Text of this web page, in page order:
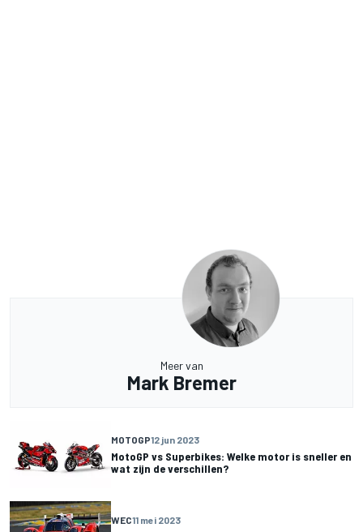
Meer van
Mark Bremer
MOTOGP12 jun 2023
MotoGP vs Superbikes: Welke motor is sneller en
wat zijn de verschillen?
WEC11 mei 2023